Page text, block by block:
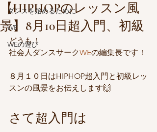
ダンスを始めるために
WE
WEの遊び
【HIPHOPのレッスン風
景】8月10日超入門、初級
どうも！
社会人ダンスサークWEの編集長です！
８月１０日はHIPHOP超入門と初級レッ
スンの風景をお伝えします🙌
さて超入門は